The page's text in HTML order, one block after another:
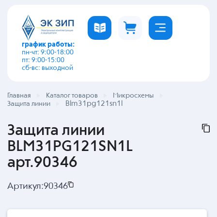
график работы:
пн-чт: 9:00-18:00
пт: 9:00-15:00
сб-вс: выходной
Главная Каталог товаров
Микросхемы
Защита линии
Blm31pg121sn1l
Защита линии
BLM31PG121SN1L
арт.90346
Артикул:90346